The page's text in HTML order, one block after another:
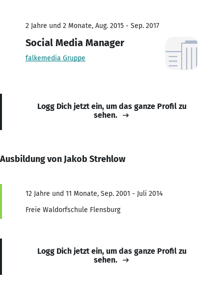
2 Jahre und 2 Monate, Aug. 2015 - Sep. 2017
Social Media Manager
falkemedia Gruppe
Logg Dich jetzt ein, um das ganze Profil zu
sehen.
Ausbildung von Jakob Strehlow
12 Jahre und 11 Monate, Sep. 2001 - Juli 2014
Freie Waldorfschule Flensburg
Logg Dich jetzt ein, um das ganze Profil zu
sehen.